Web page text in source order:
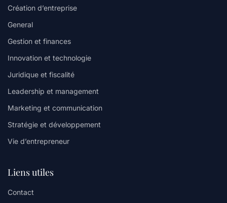
Création d’entreprise
General
Gestion et finances
Innovation et technologie
Juridique et fiscalité
Leadership et management
Marketing et communication
Stratégie et développement
Vie d’entrepreneur
Liens utiles
Contact